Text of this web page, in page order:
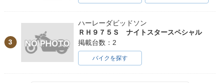
3
ハーレーダビッドソン
ＲＨ９７５Ｓ ナイトスタースペシャル
掲載台数：2
バイクを探す